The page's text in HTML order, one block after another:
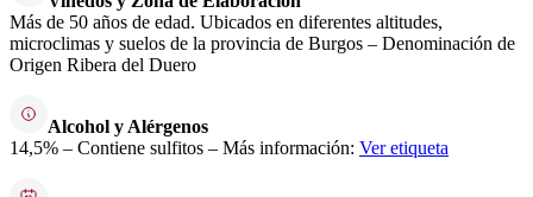
Más de 50 años de edad. Ubicados en diferentes altitudes,
microclimas y suelos de la provincia de Burgos – Denominación de
Origen Ribera del Duero
Alcohol y Alérgenos
14,5% – Contiene sulfitos – Más información: Ver etiqueta